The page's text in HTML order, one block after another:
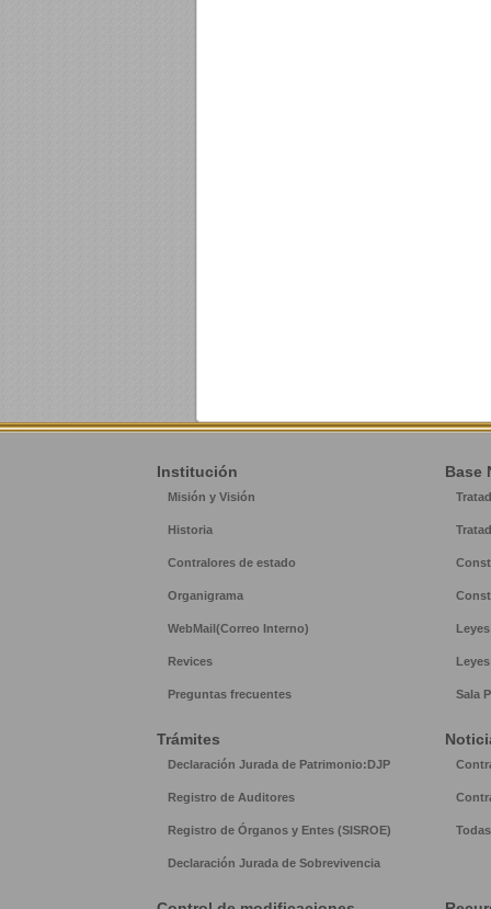
Institución Base
Misión y Visión
Historia
Contralores de estado
Organigrama
WebMail(Correo Interno)
Revices
Preguntas frecuentes Sala
Trámites
Declaración Jurada de Patrimonio:DJP
Registro de Auditores
Registro de Órganos y Entes (SISROE)
Declaración Jurada de Sobrevivencia